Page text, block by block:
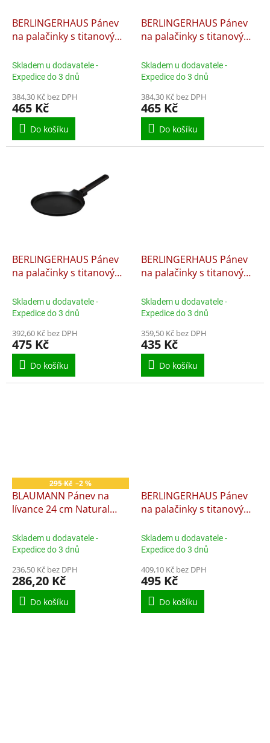
BERLINGERHAUS Pánev
na palačinky s titanovým
Nordic Collection BH-
8310
Skladem u dodavatele -
Expedice do 3 dnů
384,30 Kč bez DPH
465 Kč
Do košíku
BERLINGERHAUS Pánev
na palačinky s titanovým
Nordic Collection BH-
8329
Skladem u dodavatele -
Expedice do 3 dnů
384,30 Kč bez DPH
465 Kč
Do košíku
BERLINGERHAUS Pánev
na palačinky s titanovým
Collection BH-7094
Skladem u dodavatele -
Expedice do 3 dnů
392,60 Kč bez DPH
475 Kč
Do košíku
BERLINGERHAUS Pánev
na palačinky s titanovým
Collection BH-8085
Skladem u dodavatele -
Expedice do 3 dnů
359,50 Kč bez DPH
435 Kč
Do košíku
295 Kč –2 %
BLAUMANN Pánev na
lívance 24 cm Natural
Skladem u dodavatele -
Expedice do 3 dnů
236,50 Kč bez DPH
286,20 Kč
Do košíku
BERLINGERHAUS Pánev
na palačinky s titanovým
Collection BH-8086
Skladem u dodavatele -
Expedice do 3 dnů
409,10 Kč bez DPH
495 Kč
Do košíku